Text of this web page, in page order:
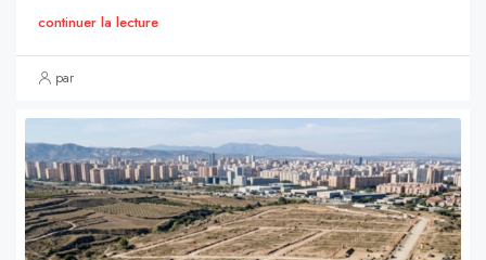
continuer la lecture
par